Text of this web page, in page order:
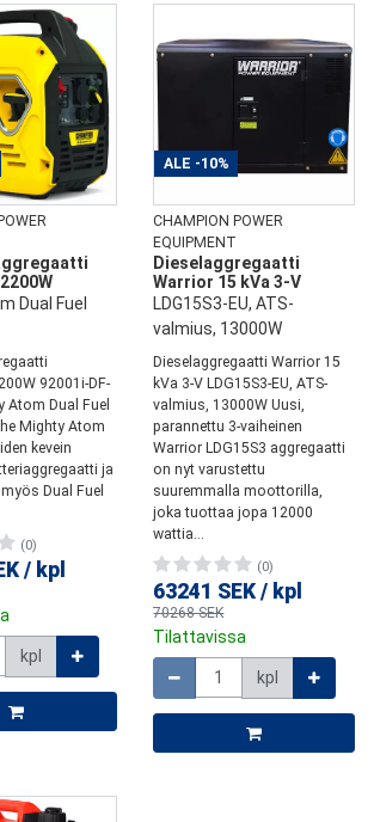
Dual Fuel
92001i-DF-
Atom Dual Fuel
Mighty Atom
kevein
ja
Dual Fuel
(0)
/ kpl
kpl
ALE -10%
CHAMPION POWER
EQUIPMENT
Dieselaggregaatti
Warrior 15 kVa 3-V
LDG15S3-EU, ATS-
valmius, 13000W
Dieselaggregaatti Warrior 15
kVa 3-V LDG15S3-EU, ATS-
valmius, 13000W Uusi,
parannettu 3-vaiheinen
Warrior LDG15S3 aggregaatti
on nyt varustettu
suuremmalla moottorilla,
joka tuottaa jopa 12000
wattia...
(0)
63241 SEK / kpl
70268 SEK
Tilattavissa
Määrä
kpl